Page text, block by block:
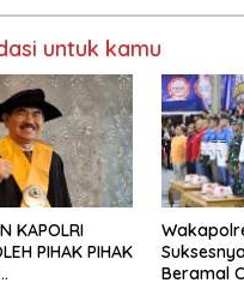
untuk kamu
KAPOLRI
PIHAK PIHAK
Beramal